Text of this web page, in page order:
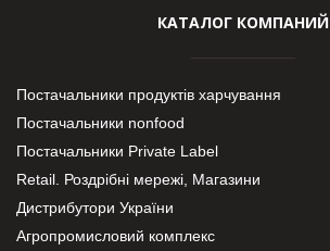
КАТАЛОГ КОМПАНИЙ
Постачальники продуктів харчування
Постачальники nonfood
Постачальники Private Label
Retail. Роздрібні мережі, Магазини
Дистрибутори України
Агропромисловий комплекс